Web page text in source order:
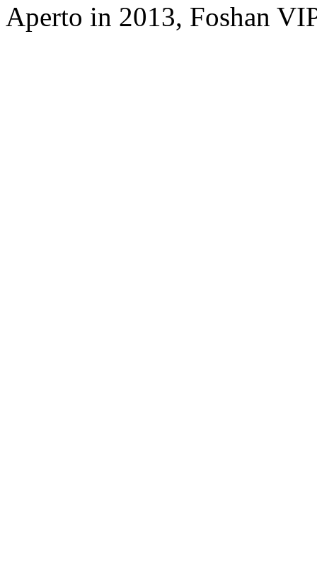
Aperto in 2013, Foshan